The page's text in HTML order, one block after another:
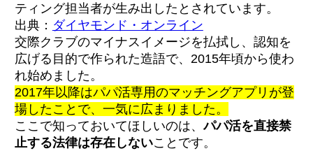
ティング担当者が生み出したとされています。
出典： ダイヤモンド・オンライン
交際クラブのマイナスイメージを払拭し、認知を
広げる目的で作られた造語で、2015年頃から使わ
れ始めました。
2017年以降はパパ活専用のマッチングアプリが登
場したことで、一気に広まりました。
ここで知っておいてほしいのは、パパ活を直接禁
止する法律は存在しないことです。